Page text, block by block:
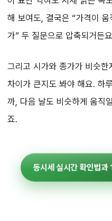
해 보여도, 결국은 “가격이
가” 두 질문으로 압축되거든
그리고 시가와 종가가 비슷
차이가 큰지도 봐야 해요. 하
까, 다음 날도 비슷하게 움직
죠.
동시세 실시간 확인법과